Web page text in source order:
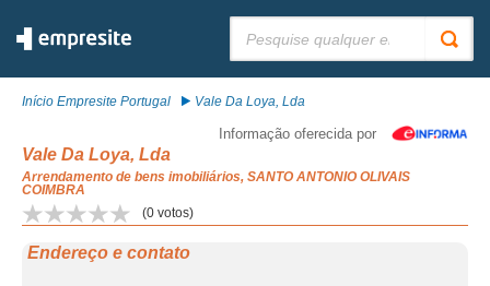
Início Empresite Portugal Vale Da Loya, Lda
Informação oferecida por
Vale Da Loya, Lda
Arrendamento de bens imobiliários, SANTO ANTONIO OLIVAIS
COIMBRA
(0 votos)
Endereço e contato